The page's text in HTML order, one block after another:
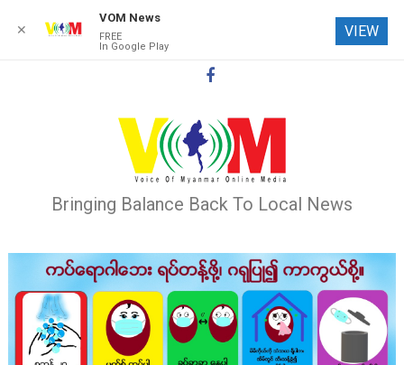
Bringing Balance Back To Local News
✕
VOM News
FREE
In Google Play
VIEW